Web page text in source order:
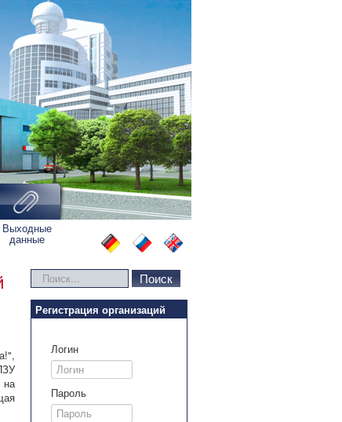
Выходные
данные
Искать... Поиск
Регистрация организаций
Логин
Пароль